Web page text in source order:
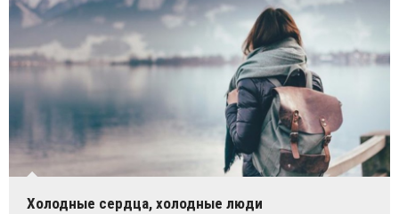
Холодные сердца, холодные люди